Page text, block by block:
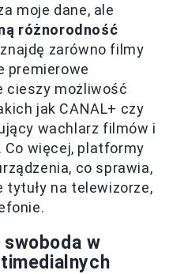
moje dane, ale
różnorodność
zarówno filmy
premierowe
cieszy możliwość
jak CANAL+ czy
wachlarz filmów i
więcej, platformy
co sprawia,
tytuły na telewizorze,
swoboda w